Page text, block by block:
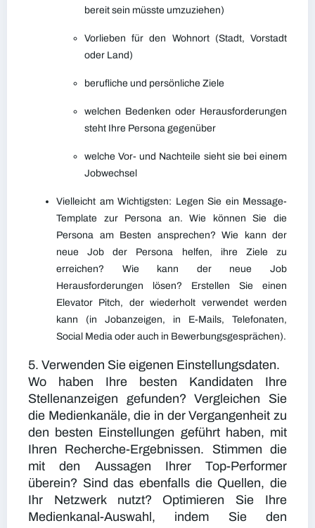
bereit sein müsste umzuziehen)
Vorlieben für den Wohnort (Stadt, Vorstadt
oder Land)
berufliche und persönliche Ziele
welchen Bedenken oder Herausforderungen
steht Ihre Persona gegenüber
welche Vor- und Nachteile sieht sie bei einem
Jobwechsel
Vielleicht am Wichtigsten: Legen Sie ein Message-
Template zur Persona an. Wie können Sie die
Persona am Besten ansprechen? Wie kann der
neue Job der Persona helfen, ihre Ziele zu
erreichen? Wie kann der neue Job
Herausforderungen lösen? Erstellen Sie einen
Elevator Pitch, der wiederholt verwendet werden
kann (in Jobanzeigen, in E-Mails, Telefonaten,
Social Media oder auch in Bewerbungsgesprächen).
5. Verwenden Sie eigenen Einstellungsdaten.
Wo haben Ihre besten Kandidaten Ihre
Stellenanzeigen gefunden? Vergleichen Sie
die Medienkanäle, die in der Vergangenheit zu
den besten Einstellungen geführt haben, mit
Ihren Recherche-Ergebnissen. Stimmen die
mit den Aussagen Ihrer Top-Performer
überein? Sind das ebenfalls die Quellen, die
Ihr Netzwerk nutzt? Optimieren Sie Ihre
Medienkanal-Auswahl, indem Sie den